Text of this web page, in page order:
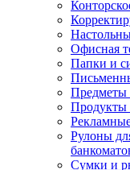
Офисная
Папки и
Предметы
Продукты
Рулоны
Сумки и